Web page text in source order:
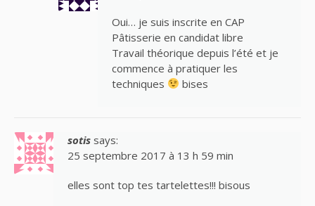
Oui… je suis inscrite en CAP
Pâtisserie en candidat libre
Travail théorique depuis l’été et je
commence à pratiquer les
techniques
bises
sotis says:
25 septembre 2017 à 13 h 59 min
elles sont top tes tartelettes!!! bisous